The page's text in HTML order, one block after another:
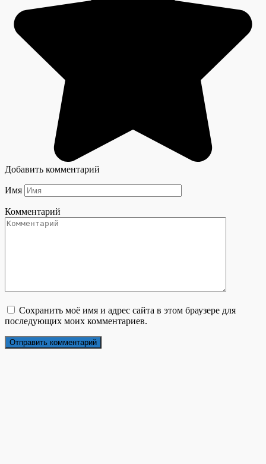
Добавить комментарий
Имя
Комментарий
Сохранить моё имя и адрес сайта в этом браузере для
последующих моих комментариев.